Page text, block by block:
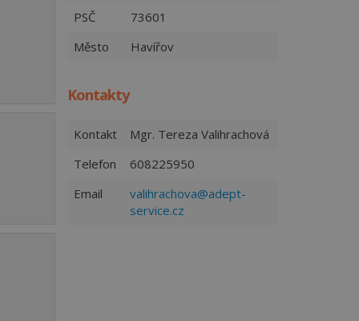
PSČ
73601
Město
Havířov
Kontakty
Kontakt
Mgr. Tereza Valihrachová
Telefon
608225950
Email
valihrachova@adept-
service.cz